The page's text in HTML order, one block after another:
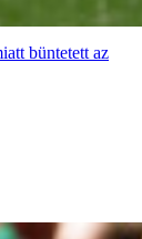
büntetett az